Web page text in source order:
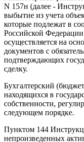
N 157н (далее -
выбытие из учета
которые подлежат в
Российской Федерации
осуществляется на
документов с
подтверждающих
сделку.
Бухгалтерский
находящихся в
собственности,
следующем порядке.
Пунктом 144
непроизведенных